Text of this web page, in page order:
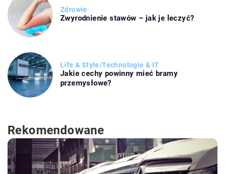
Zdrowie
Zwyrodnienie stawów – jak je leczyć?
Life & Style/Technologie & IT
Jakie cechy powinny mieć bramy
przemysłowe?
Rekomendowane